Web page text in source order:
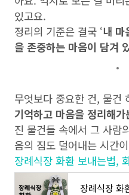
있고요.
정리의 기준은 결국 ‘내 마
을 존중하는 마음이 담겨
무엇보다 중요한 건, 물건
기억하고 마음을 정리해가
진 물건들 속에서 그 사람
음의 짐도 덜어내는 시간
장례식장 화환 보내는법,